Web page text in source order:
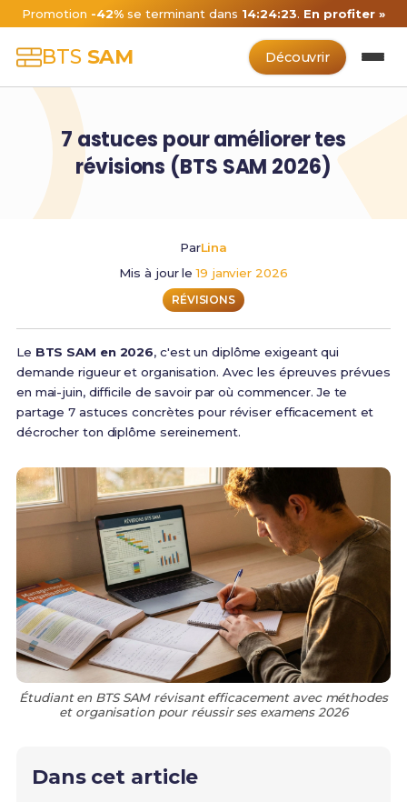
Promotion -42% se terminant dans 14:24:22. En profiter »
BTS SAM Découvrir
7 astuces pour améliorer tes
révisions (BTS SAM 2026)
ParLina
Mis à jour le19 janvier 2026
RÉVISIONS
Le BTS SAM en 2026, c'est un diplôme exigeant qui
demande rigueur et organisation. Avec les épreuves prévues
en mai-juin, difficile de savoir par où commencer. Je te
partage 7 astuces concrètes pour réviser efficacement et
décrocher ton diplôme sereinement.
Étudiant en BTS SAM révisant efficacement avec méthodes
et organisation pour réussir ses examens 2026
Dans cet article